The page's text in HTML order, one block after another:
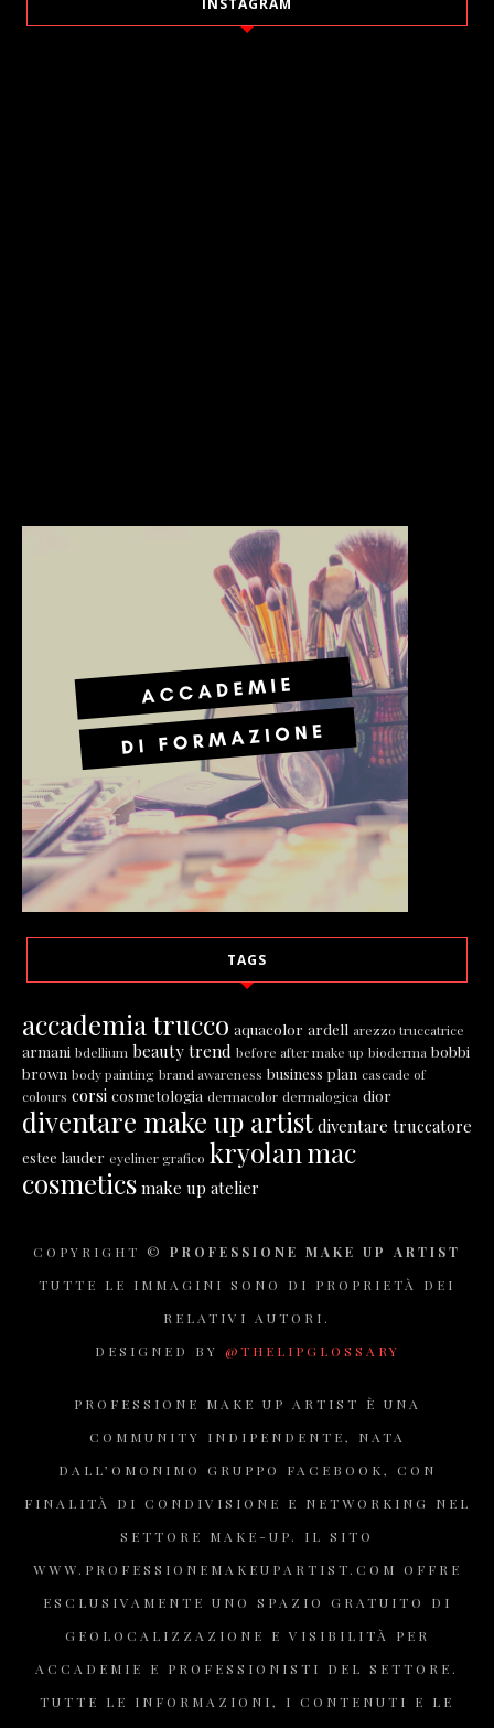
INSTAGRAM
TAGS
accademia trucco aquacolor ardell arezzo truccatrice
armani bdellium beauty trend before after make up bioderma bobbi
brown body painting brand awareness business plan cascade of
colours corsi cosmetologia dermacolor dermalogica dior
diventare make up artist diventare truccatore
estee lauder eyeliner grafico kryolanmac
cosmetics make up atelier
COPYRIGHT © PROFESSIONE MAKE UP ARTIST
TUTTE LE IMMAGINI SONO DI PROPRIETÀ DEI
RELATIVI AUTORI.
DESIGNED BY @THELIPGLOSSARY
PROFESSIONE MAKE UP ARTIST È UNA
COMMUNITY INDIPENDENTE, NATA
DALL’OMONIMO GRUPPO FACEBOOK, CON
FINALITÀ DI CONDIVISIONE E NETWORKING NEL
SETTORE MAKE-UP. IL SITO
WWW.PROFESSIONEMAKEUPARTIST.COM OFFRE
ESCLUSIVAMENTE UNO SPAZIO GRATUITO DI
GEOLOCALIZZAZIONE E VISIBILITÀ PER
ACCADEMIE E PROFESSIONISTI DEL SETTORE.
TUTTE LE INFORMAZIONI, I CONTENUTI E LE